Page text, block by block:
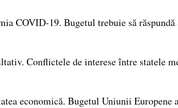
COVID-19. Bugetul trebuie să
Conflictele de interese între statele
economică. Bugetul Uniunii Europene